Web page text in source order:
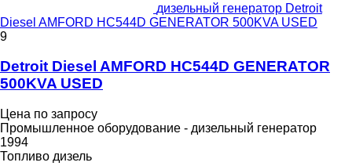
дизельный генератор Detroit
Diesel AMFORD HC544D GENERATOR 500KVA USED
9
Detroit Diesel AMFORD HC544D GENERATOR
500KVA USED
Цена по запросу
Промышленное оборудование - дизельный генератор
1994
Топливо дизель